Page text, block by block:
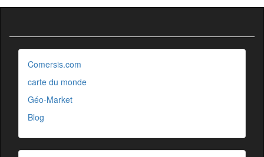
Comersis.com
carte du monde
Géo-Market
Blog